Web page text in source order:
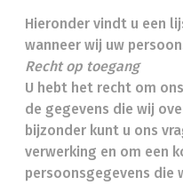
Hieronder vindt u een
wanneer wij uw
Recht op toegang
U hebt het recht om
de gegevens die wij
bijzonder kunt u ons
verwerking en om een
persoonsgegevens die